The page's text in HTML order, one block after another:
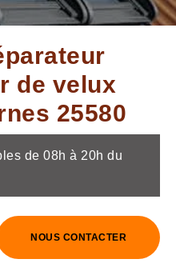
de velux
25580
de 08h à 20h du
NOUS CONTACTER